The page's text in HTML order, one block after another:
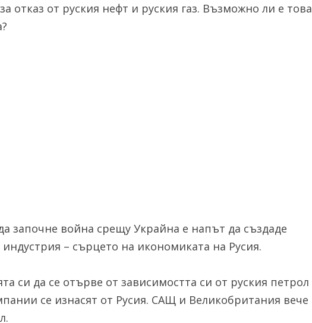
отказ от руския нефт и руския газ. Възможно ли е това
започне война срещу Украйна е напът да създаде
– сърцето на икономиката на Русия.
си да се отърве от зависимостта си от руския петрол
се изнасят от Русия. САЩ и Великобритания вече